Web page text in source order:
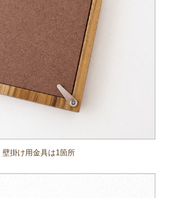
壁掛け用金具は1箇所